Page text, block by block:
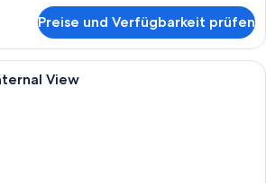
Preise und Verfügbarkeit prüfen
Allergikerbettwaren, Select-
View